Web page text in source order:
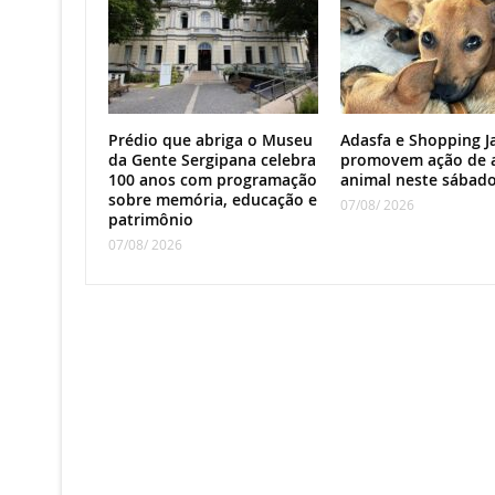
Prédio que abriga o Museu
da Gente Sergipana celebra
100 anos com programação
sobre memória, educação e
patrimônio
07/08/ 2026
Adasfa e Shopping
promovem ação de
animal neste
07/08/ 2026